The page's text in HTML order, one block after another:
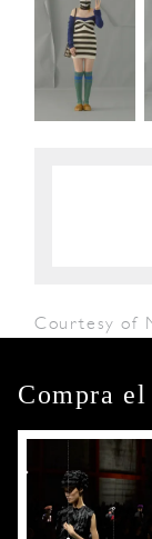
Courtesy of
Compra